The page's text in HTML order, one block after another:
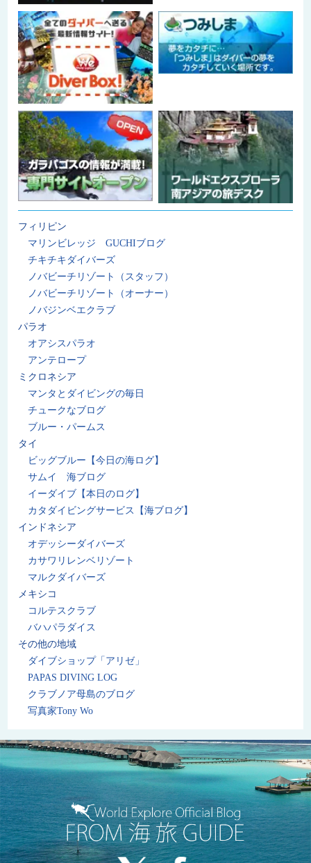
フィリピン
マリンビレッジ GUCHIブログ
チキチキダイバーズ
ノバビーチリゾート（スタッフ）
ノバビーチリゾート（オーナー）
ノバジンベエクラブ
パラオ
オアシスパラオ
アンテロープ
ミクロネシア
マンタとダイビングの毎日
チュークなブログ
ブルー・パームス
タイ
ビッグブルー【今日の海ログ】
サムイ 海ブログ
イーダイブ【本日のログ】
カタダイビングサービス【海ブログ】
インドネシア
オデッシーダイバーズ
カサワリレンベリゾート
マルクダイバーズ
メキシコ
コルテスクラブ
バハパラダイス
その他の地域
ダイブショップ「アリゼ」
PAPAS DIVING LOG
クラブノア母島のブログ
写真家Tony Wo